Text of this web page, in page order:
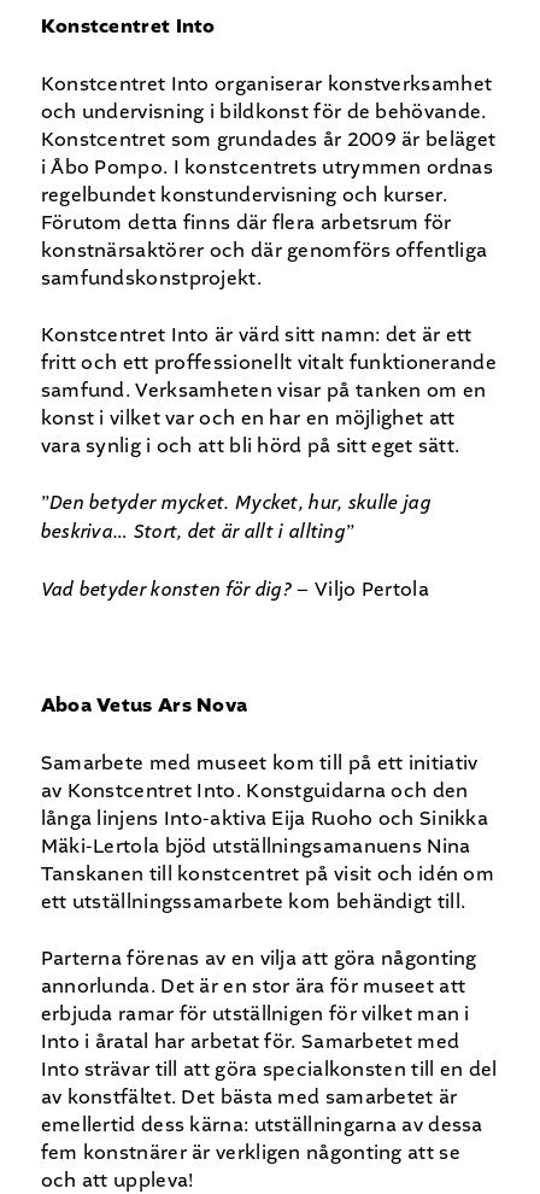
Konstcentret Into
Konstcentret Into organiserar konstverksamhet
och undervisning i bildkonst för de behövande.
Konstcentret som grundades år 2009 är beläget
i Åbo Pompo. I konstcentrets utrymmen ordnas
regelbundet konstundervisning och kurser.
Förutom detta finns där flera arbetsrum för
konstnärsaktörer och där genomförs offentliga
samfundskonstprojekt.
Konstcentret Into är värd sitt namn: det är ett
fritt och ett proffessionellt vitalt funktionerande
samfund. Verksamheten visar på tanken om en
konst i vilket var och en har en möjlighet att
vara synlig i och att bli hörd på sitt eget sätt.
”Den betyder mycket. Mycket, hur, skulle jag
beskriva… Stort, det är allt i allting”
Vad betyder konsten för dig?– Viljo Pertola
Aboa Vetus Ars Nova
Samarbete med museet kom till på ett initiativ
av Konstcentret Into. Konstguidarna och den
långa linjens Into-aktiva Eija Ruoho och Sinikka
Mäki-Lertola bjöd utställningsamanuens Nina
Tanskanen till konstcentret på visit och idén om
ett utställningssamarbete kom behändigt till.
Parterna förenas av en vilja att göra någonting
annorlunda. Det är en stor ära för museet att
erbjuda ramar för utställnigen för vilket man i
Into i åratal har arbetat för. Samarbetet med
Into strävar till att göra specialkonsten till en del
av konstfältet. Det bästa med samarbetet är
emellertid dess kärna: utställningarna av dessa
fem konstnärer är verkligen någonting att se
och att uppleva!